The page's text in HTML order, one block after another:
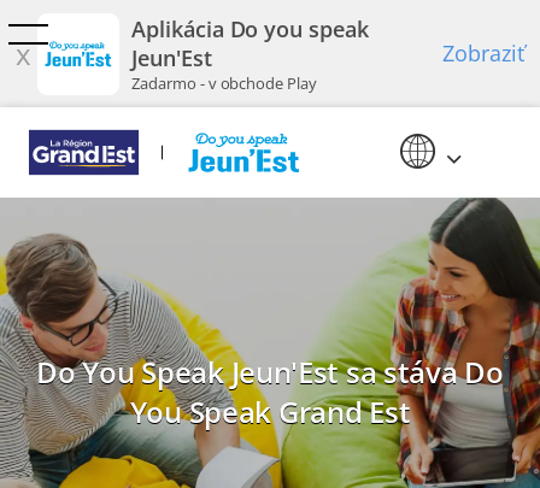
Preskočiť na hlavný obsah
x
Aplikácia Do you speak
Jeun'Est
Zadarmo - v obchode Play
Zobraziť
Do You Speak Jeun'Est sa stáva Do
You Speak Grand Est